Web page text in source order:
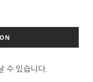
수 있습니다.